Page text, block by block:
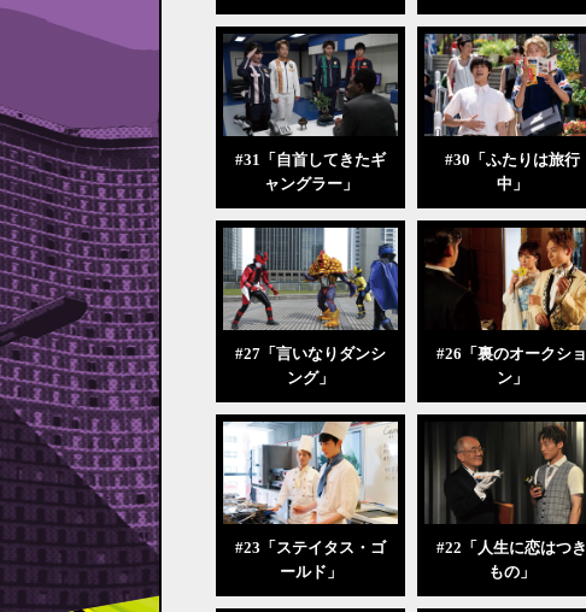
#31「自首してきたギ
ャングラー」
#30「ふたりは旅行
中」
#27「言いなりダンシ
ング」
#26「裏のオークショ
ン」
#23「ステイタス・ゴ
ールド」
#22「人生に恋はつき
もの」